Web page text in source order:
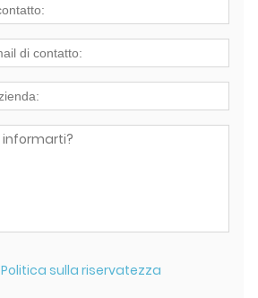
Politica sulla riservatezza